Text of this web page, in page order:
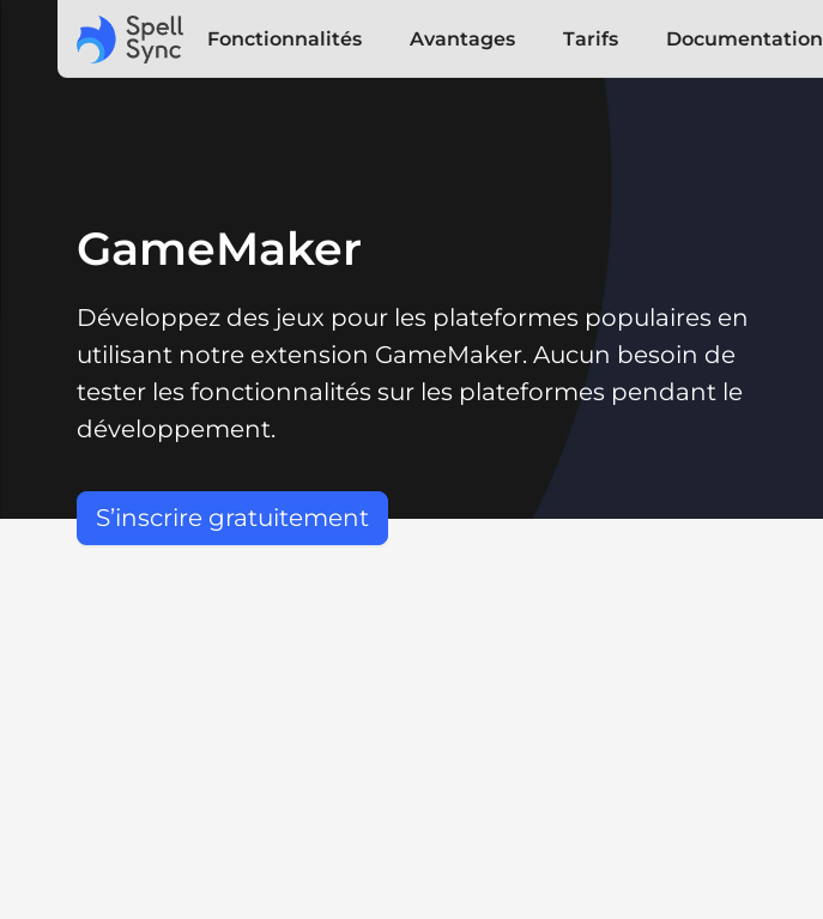
Fonctionnalités Avantages Tarifs Documentation
GameMaker
Développez des jeux pour les plateformes populaires en
utilisant notre extension GameMaker. Aucun besoin de
tester les fonctionnalités sur les plateformes pendant le
développement.
S’inscrire gratuitement